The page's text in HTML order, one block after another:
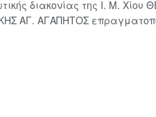
διακονίας της Ι. Μ.
ΑΓ. ΑΓΑΠΗΤΟΣ